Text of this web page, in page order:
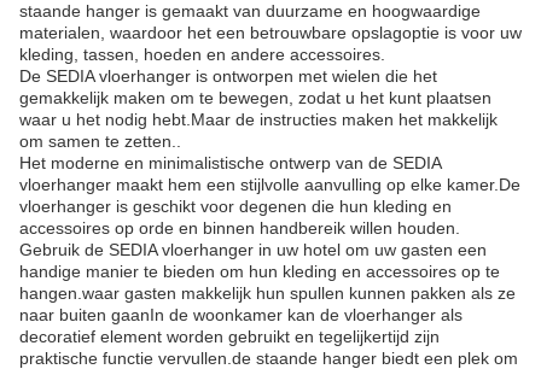
staande hanger is gemaakt van duurzame en hoogwaardige
materialen, waardoor het een betrouwbare opslagoptie is voor uw
kleding, tassen, hoeden en andere accessoires.
De SEDIA vloerhanger is ontworpen met wielen die het
gemakkelijk maken om te bewegen, zodat u het kunt plaatsen
waar u het nodig hebt.Maar de instructies maken het makkelijk
om samen te zetten..
Het moderne en minimalistische ontwerp van de SEDIA
vloerhanger maakt hem een stijlvolle aanvulling op elke kamer.De
vloerhanger is geschikt voor degenen die hun kleding en
accessoires op orde en binnen handbereik willen houden.
Gebruik de SEDIA vloerhanger in uw hotel om uw gasten een
handige manier te bieden om hun kleding en accessoires op te
hangen.waar gasten makkelijk hun spullen kunnen pakken als ze
naar buiten gaanIn de woonkamer kan de vloerhanger als
decoratief element worden gebruikt en tegelijkertijd zijn
praktische functie vervullen.de staande hanger biedt een plek om